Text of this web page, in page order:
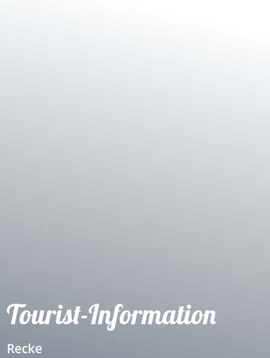
Tourist-Information
Recke